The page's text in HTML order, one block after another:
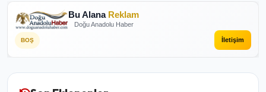
Bu Alana Reklam
Doğu Anadolu Haber
BOŞ İletişim